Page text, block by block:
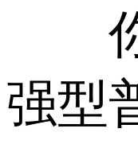
你
强型